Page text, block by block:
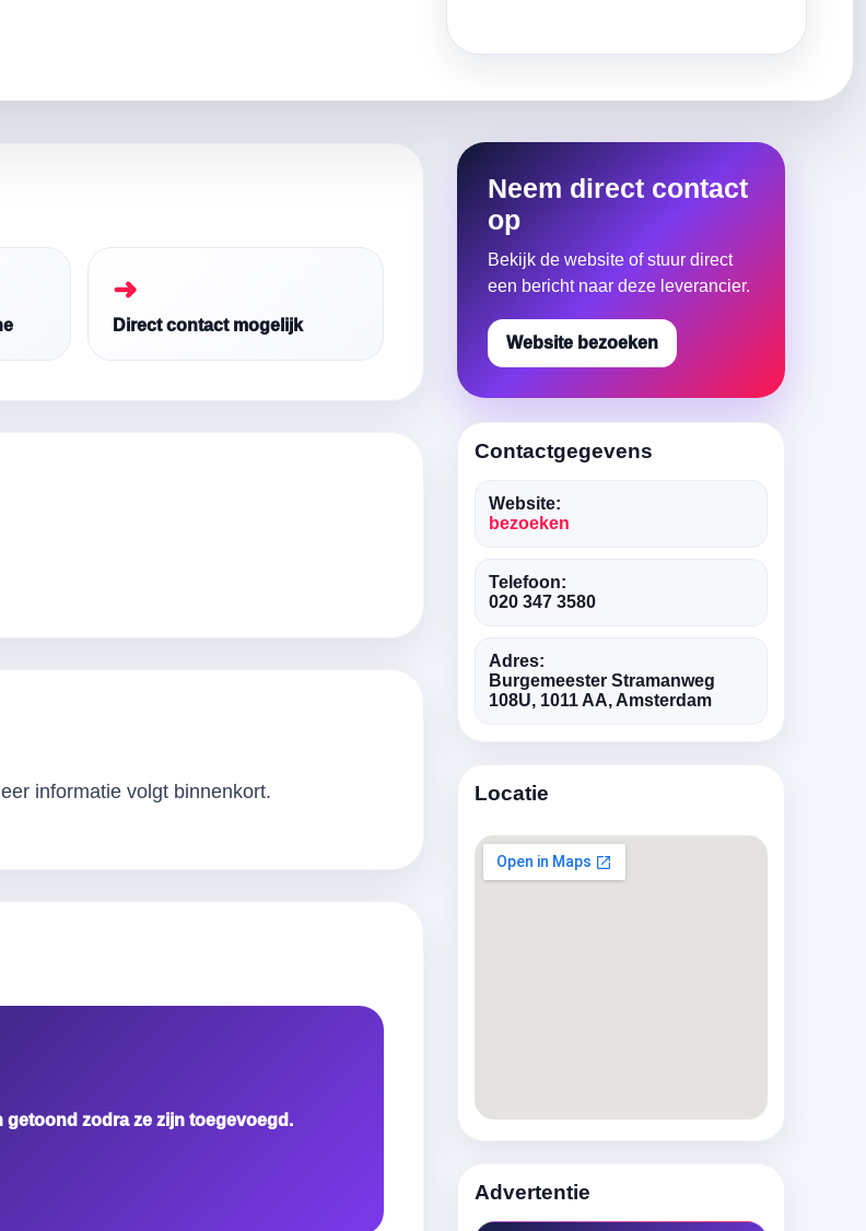
➜
Direct contact mogelijk
informatie volgt binnenkort.
zodra ze zijn toegevoegd.
Neem direct contact
op
Bekijk de website of stuur direct
een bericht naar deze leverancier.
Website bezoeken
Contactgegevens
Website:
bezoeken
Telefoon:
020 347 3580
Adres:
Burgemeester Stramanweg
108U, 1011 AA, Amsterdam
Locatie
Advertentie